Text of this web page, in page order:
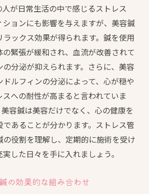
が日常生活の中で感じるストレス
ションにも影響を与えますが、美容鍼
ラックス効果が得られます。鍼を使用
緊張が緩和され、血流が改善されて
分泌が抑えられます。さらに、美容
ルフィンの分泌によって、心が穏や
への耐性が高まると言われていま
容鍼は美容だけでなく、心の健康を
あることが分かります。ストレス管
役割を理解し、定期的に施術を受け
した日々を手に入れましょう。
の効果的な組み合わせ